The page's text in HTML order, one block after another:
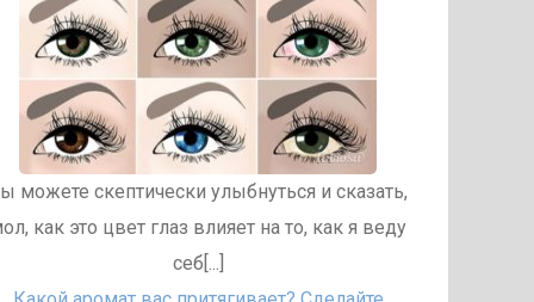
можете скептически улыбнуться и сказать,
как это цвет глаз влияет на то, как я веду
себ[...]